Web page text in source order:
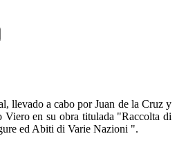
llevado a cabo por Juan de la Cruz y
en su obra titulada "Raccolta di
ed Abiti di Varie Nazioni ".